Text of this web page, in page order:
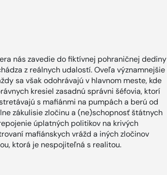
nás zavedie do fiktívnej pohraničnej dediny
z reálnych udalostí. Oveľa významnejšie
sa však odohrávajú v hlavnom meste, kde
kresiel zasadnú správni šéfovia, ktorí
s mafiánmi na pumpách a berú od
zákulisie zločinu a (ne)schopnosť štátnych
úplatných politikov na krivých
mafiánskych vrážd a iných zločinov
ktorá je nespojiteľná s realitou.